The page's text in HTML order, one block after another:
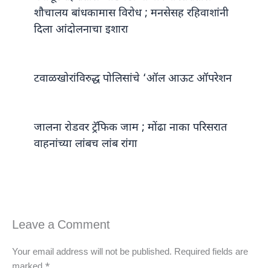
शौचालय बांधकामास विरोध ; मनसेसह रहिवाशांनी
दिला आंदोलनाचा इशारा
टवाळखोरांविरुद्ध पोलिसांचे ‘ऑल आऊट ऑपरेशन
जालना रोडवर ट्रॅफिक जाम ; मोंढा नाका परिसरात
वाहनांच्या लांबच लांब रांगा
Leave a Comment
Your email address will not be published. Required fields are